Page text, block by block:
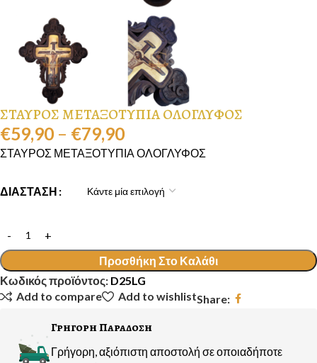
ΣΤΑΥΡΟΣ ΜΕΤΑΞΟΤΥΠΙΑ ΟΛΟΓΛΥΦΟΣ
€59,90 – €79,90
ΣΤΑΥΡΟΣ ΜΕΤΑΞΟΤΥΠΙΑ ΟΛΟΓΛΥΦΟΣ
ΔΙΑΣΤΑΣΗ
Προσθήκη Στο Καλάθι
Κωδικός προϊόντος: D25LG
Add to compare
Add to wishlistShare:
Γρηγορη Παραδοση
Γρήγορη, αξιόπιστη αποστολή σε οποιαδήποτε